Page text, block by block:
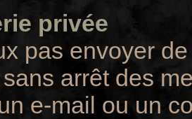
privée
pas envoyer
arrêt des
e-mail ou un